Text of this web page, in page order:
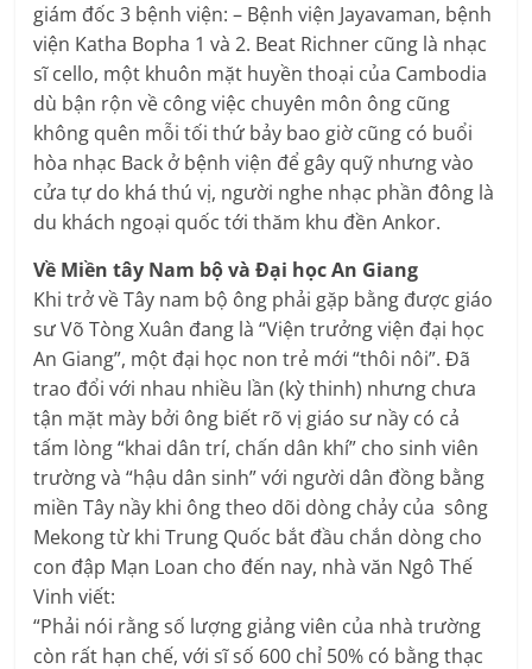
giám đốc 3 bệnh viện: – Bệnh viện Jayavaman, bệnh
viện Katha Bopha 1 và 2. Beat Richner cũng là nhạc
sĩ cello, một khuôn mặt huyền thoại của Cambodia
dù bận rộn về công việc chuyên môn ông cũng
không quên mỗi tối thứ bảy bao giờ cũng có buổi
hòa nhạc Back ở bệnh viện để gây quỹ nhưng vào
cửa tự do khá thú vị, người nghe nhạc phần đông là
du khách ngoại quốc tới thăm khu đền Ankor.
Về Miền tây Nam bộ và Đại học An Giang
Khi trở về Tây nam bộ ông phải gặp bằng được giáo
sư Võ Tòng Xuân đang là “Viện trưởng viện đại học
An Giang”, một đại học non trẻ mới “thôi nôi”. Đã
trao đổi với nhau nhiều lần (kỳ thinh) nhưng chưa
tận mặt mày bởi ông biết rõ vị giáo sư nầy có cả
tấm lòng “khai dân trí, chấn dân khí” cho sinh viên
trường và “hậu dân sinh” với người dân đồng bằng
miền Tây nầy khi ông theo dõi dòng chảy của sông
Mekong từ khi Trung Quốc bắt đầu chắn dòng cho
con đập Mạn Loan cho đến nay, nhà văn Ngô Thế
Vinh viết:
“Phải nói rằng số lượng giảng viên của nhà trường
còn rất hạn chế, với sĩ số 600 chỉ 50% có bằng thạc